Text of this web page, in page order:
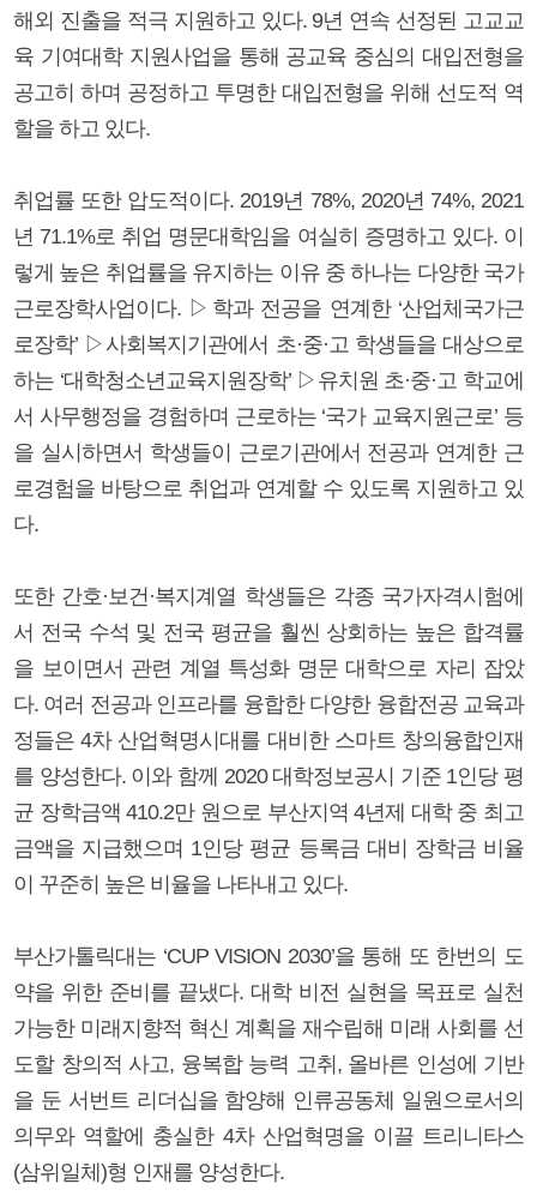
해외 진출을 적극 지원하고 있다. 9년 연속 선정된 고교교
육 기여대학 지원사업을 통해 공교육 중심의 대입전형을
공고히 하며 공정하고 투명한 대입전형을 위해 선도적 역
할을 하고 있다.
취업률 또한 압도적이다. 2019년 78%, 2020년 74%, 2021
년 71.1%로 취업 명문대학임을 여실히 증명하고 있다. 이
렇게 높은 취업률을 유지하는 이유 중 하나는 다양한 국가
근로장학사업이다. ▷학과 전공을 연계한 ‘산업체국가근
로장학’ ▷사회복지기관에서 초·중·고 학생들을 대상으로
하는 ‘대학청소년교육지원장학’ ▷유치원 초·중·고 학교에
서 사무행정을 경험하며 근로하는 ‘국가 교육지원근로’ 등
을 실시하면서 학생들이 근로기관에서 전공과 연계한 근
로경험을 바탕으로 취업과 연계할 수 있도록 지원하고 있
다.
또한 간호·보건·복지계열 학생들은 각종 국가자격시험에
서 전국 수석 및 전국 평균을 훨씬 상회하는 높은 합격률
을 보이면서 관련 계열 특성화 명문 대학으로 자리 잡았
다. 여러 전공과 인프라를 융합한 다양한 융합전공 교육과
정들은 4차 산업혁명시대를 대비한 스마트 창의융합인재
를 양성한다. 이와 함께 2020 대학정보공시 기준 1인당 평
균 장학금액 410.2만 원으로 부산지역 4년제 대학 중 최고
금액을 지급했으며 1인당 평균 등록금 대비 장학금 비율
이 꾸준히 높은 비율을 나타내고 있다.
부산가톨릭대는 ‘CUP VISION 2030’을 통해 또 한번의 도
약을 위한 준비를 끝냈다. 대학 비전 실현을 목표로 실천
가능한 미래지향적 혁신 계획을 재수립해 미래 사회를 선
도할 창의적 사고, 융복합 능력 고취, 올바른 인성에 기반
을 둔 서번트 리더십을 함양해 인류공동체 일원으로서의
의무와 역할에 충실한 4차 산업혁명을 이끌 트리니타스
(삼위일체)형 인재를 양성한다.